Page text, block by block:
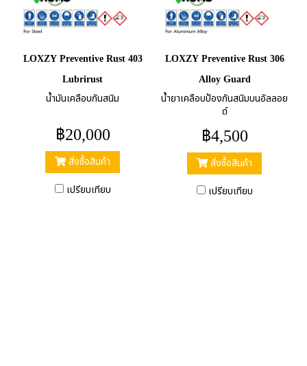
LOXZY Preventive Rust 403
Lubrirust
น้ำมันเคลือบกันสนิม
฿20,000
สั่งซื้อสินค้า
เปรียบเทียบ
LOXZY Preventive Rust 306
Alloy Guard
น้ำยาเคลือบป้องกันสนิมบนอัลลอย
ด์
฿4,500
สั่งซื้อสินค้า
เปรียบเทียบ